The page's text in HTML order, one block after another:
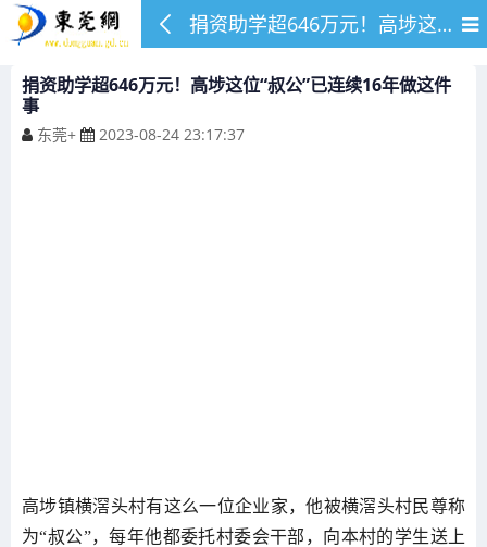
捐资助学超646万元！高埗这位“叔公”已连续16年做这件事
捐资助学超646万元！高埗这位“叔公”已连续16年做这件
事
东莞+ 2023-08-24 23:17:37
高埗镇横滘头村有这么一位企业家，他被横滘头村民尊称
为“叔公”，每年他都委托村委会干部，向本村的学生送上